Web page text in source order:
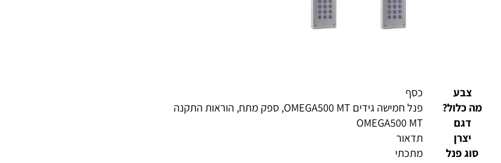
כסף
פנל חמישה גידים OMEGA500 MT, ספק מתח, הוראות התקנה
OMEGA500 MT